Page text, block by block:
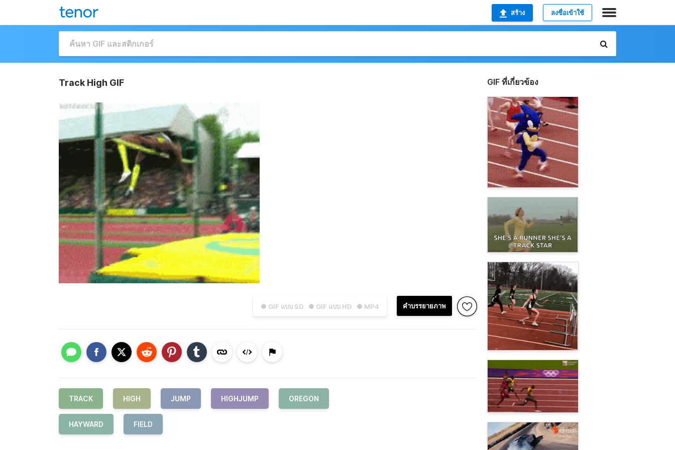
สร้าง ลงชื่อเข้าใช้
Track High GIF
● GIF แบบ SD ● GIF แบบ HD ● MP4 คำบรรยายภาพ
TRACK HIGH JUMP HIGHJUMP OREGON
HAYWARD FIELD
GIF ที่เกี่ยวข้อง